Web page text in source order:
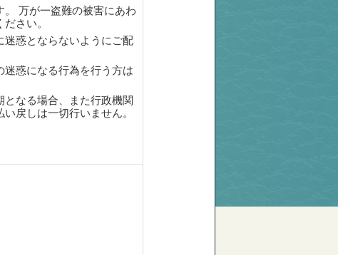
万が一盗難の被害にあわ
さい。
迷惑とならないようにご配
惑になる行為を行う方は
なる場合、また行政機関
戻しは一切行いません。